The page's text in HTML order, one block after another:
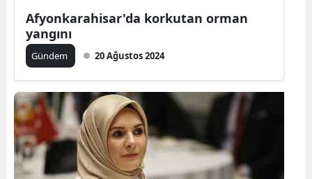
Tunceli
Afyonkarahisar'da korkutan orman
yangını
Gündem 20 Ağustos 2024